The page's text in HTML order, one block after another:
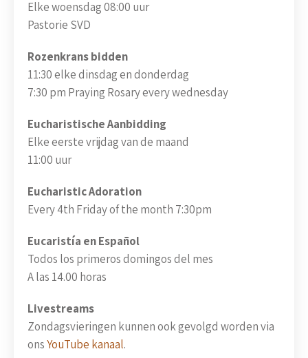
Elke woensdag 08:00 uur
Pastorie SVD
Rozenkrans bidden
11:30 elke dinsdag en donderdag
7:30 pm Praying Rosary every wednesday
Eucharistische Aanbidding
Elke eerste vrijdag van de maand
11:00 uur
Eucharistic Adoration
Every 4th Friday of the month 7:30pm
Eucaristía en Español
Todos los primeros domingos del mes
A las 14.00 horas
Livestreams
Zondagsvieringen kunnen ook gevolgd worden via
onsYouTube kanaal.